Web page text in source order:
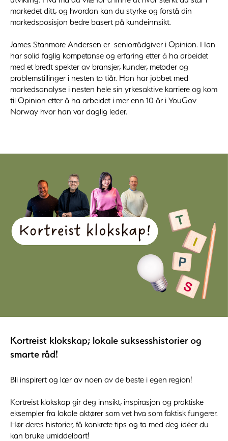
markedet ditt, og hvordan kan du styrke og forstå din
markedsposisjon bedre basert på kundeinnsikt.
James Stanmore Andersen er seniorrådgiver i Opinion. Han
har solid faglig kompetanse og erfaring etter å ha arbeidet
med et bredt spekter av bransjer, kunder, metoder og
problemstillinger i nesten to tiår. Han har jobbet med
markedsanalyse i nesten hele sin yrkesaktive karriere og kom
til Opinion etter å ha arbeidet i mer enn 10 år i YouGov
Norway hvor han var daglig leder.
Kortreist klokskap; lokale suksesshistorier og
smarte råd!
Bli inspirert og lær av noen av de beste i egen region!
Kortreist klokskap gir deg innsikt, inspirasjon og praktiske
eksempler fra lokale aktører som vet hva som faktisk fungerer.
Hør deres historier, få konkrete tips og ta med deg idéer du
kan bruke umiddelbart!